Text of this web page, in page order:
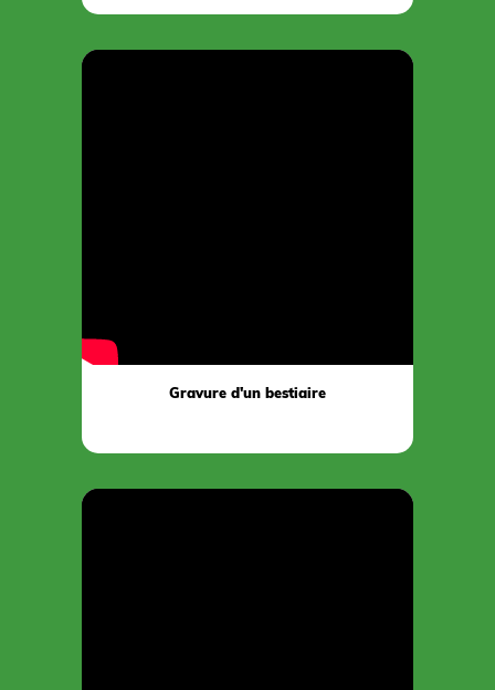
Gravure d'un bestiaire